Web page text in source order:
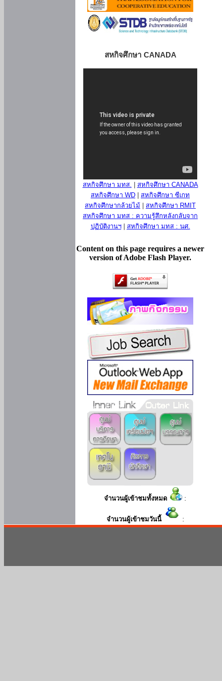
สหกิจศึกษา CANADA
สหกิจศึกษา มทส.
สหกิจศึกษา CANADA
สหกิจศึกษา WD
สหกิจศึกษา ซีเกท
สหกิจศึกษากล้วยไม้
สหกิจศึกษา RMIT
สหกิจศึกษา มทส : ความรู้สึกหลังกลับจาก
ปฏิบัติงานฯ| สหกิจศึกษา มทส : นศ.
Content on this page requires a newer
version of Adobe Flash Player.
จำนวนผู้เข้าชมทั้งหมด :
จำนวนผู้เข้าชมวันนี้ :